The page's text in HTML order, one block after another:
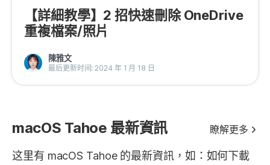
【詳細教學】2 招快速刪除 OneDrive
重複檔案/照片
陳雅文
最后更新时间: 2024 年 1 月 18 日
macOS Tahoe 最新資訊 瞭解更多
这里有 macOS Tahoe 的最新資訊，如：如何下載